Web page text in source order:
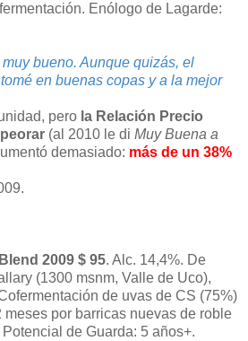
Enólogo de Lagarde:
bueno. Aunque quizás, el
en buenas copas y a la mejor
pero la Relación Precio
(al 2010 le di Muy Buena a
demasiado: más de un 38%
2009 $ 95. Alc. 14,4%. De
(1300 msnm, Valle de Uco),
de uvas de CS (75%)
meses por barricas nuevas de roble
de Guarda: 5 años+.